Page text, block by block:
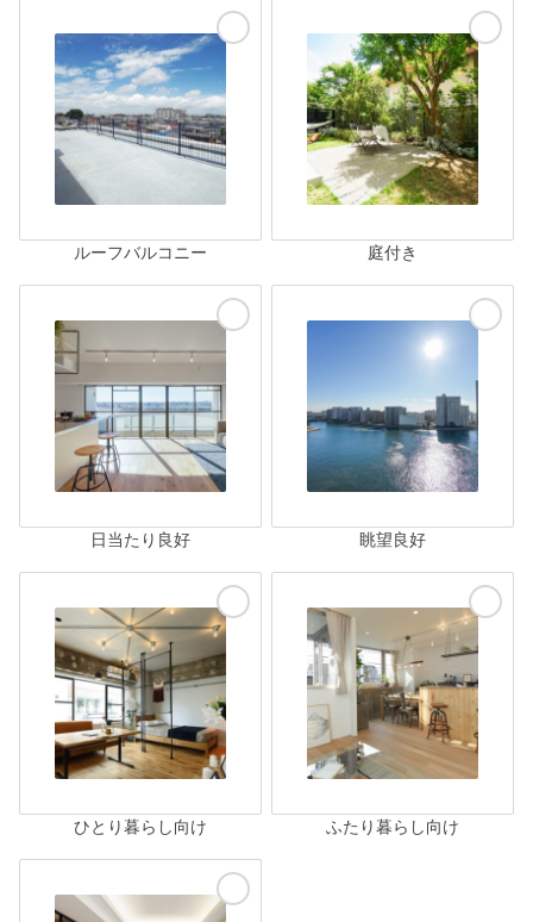
ルーフバルコニー 庭付き
日当たり良好 眺望良好
ひとり暮らし向け ふたり暮らし向け